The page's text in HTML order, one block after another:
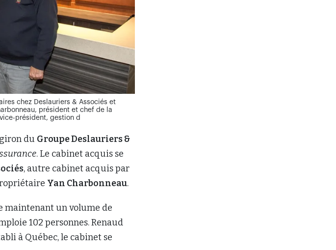
chez Deslauriers & Associés et
président et chef de la
président, gestion d
du Groupe Deslauriers &
. Le cabinet acquis se
, autre cabinet acquis par
Yan Charbonneau.
maintenant un volume de
102 personnes. Renaud
à Québec, le cabinet se